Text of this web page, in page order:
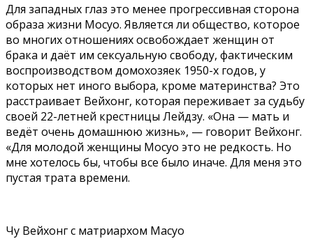
Для западных глаз это менее прогрессивная сторона
образа жизни Мосуо. Является ли общество, которое
во многих отношениях освобождает женщин от
брака и даёт им сексуальную свободу, фактическим
воспроизводством домохозяек 1950-х годов, у
которых нет иного выбора, кроме материнства? Это
расстраивает Вейхонг, которая переживает за судьбу
своей 22-летней крестницы Лейдзу. «Она — мать и
ведёт очень домашнюю жизнь», — говорит Вейхонг.
«Для молодой женщины Мосуо это не редкость. Но
мне хотелось бы, чтобы все было иначе. Для меня это
пустая трата времени.
Чу Вейхонг с матриархом Масуо